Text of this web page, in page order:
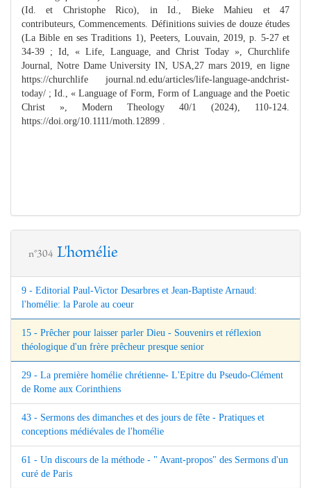
(Id. et Christophe Rico), in Id., Bieke Mahieu et 47
contributeurs, Commencements. Définitions suivies de douze études
(La Bible en ses Traditions 1), Peeters, Louvain, 2019, p. 5-27 et
34-39 ; Id, « Life, Language, and Christ Today », Churchlife
Journal, Notre Dame University IN, USA,27 mars 2019, en ligne
https://churchlife journal.nd.edu/articles/life-language-andchrist-
today/ ; Id., « Language of Form, Form of Language and the Poetic
Christ », Modern Theology 40/1 (2024), 110-124.
https://doi.org/10.1111/moth.12899 .
n°304 L'homélie
9 - Editorial Paul-Victor Desarbres et Jean-Baptiste Arnaud:
l'homélie: la Parole au coeur
15 - Prêcher pour laisser parler Dieu - Souvenirs et réflexion
théologique d'un frère prêcheur presque senior
29 - La première homélie chrétienne- L'Epitre du Pseudo-Clément
de Rome aux Corinthiens
43 - Sermons des dimanches et des jours de fête - Pratiques et
conceptions médiévales de l'homélie
61 - Un discours de la méthode - " Avant-propos" des Sermons d'un
curé de Paris